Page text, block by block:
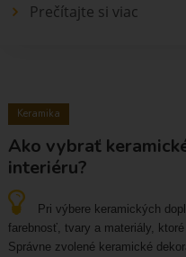
Prečítajte si viac
Keramika
Ako vybrať
interiéru?
Pri výbere keramických
farebnosť, tvary a materiály,
Správne zvolené keramické